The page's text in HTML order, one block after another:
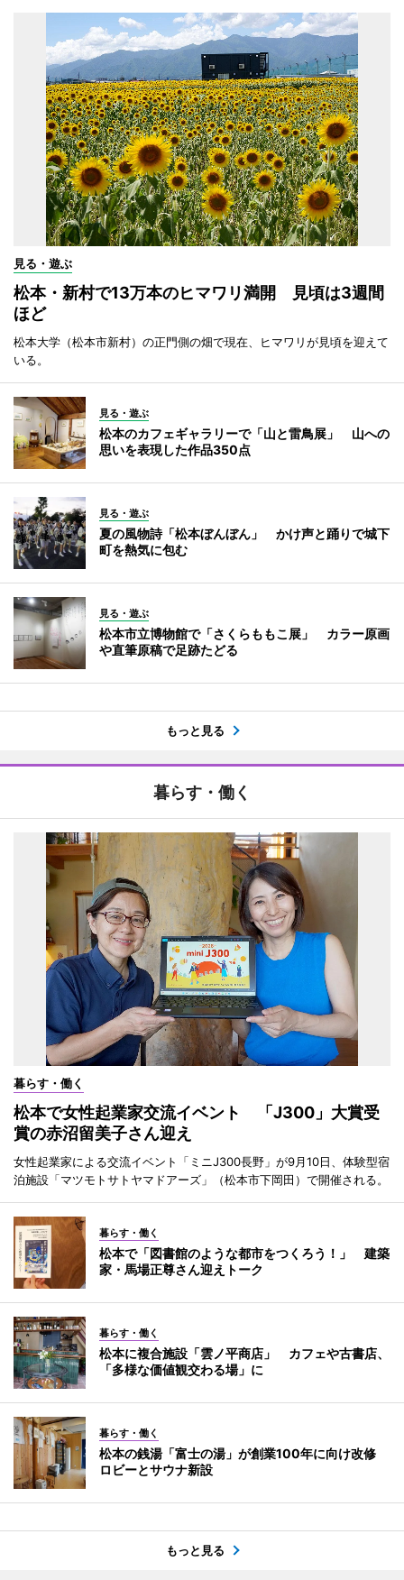
見る・遊ぶ
松本・新村で13万本のヒマワリ満開 見頃は3週間
ほど
松本大学（松本市新村）の正門側の畑で現在、ヒマワリが見頃を迎えて
いる。
見る・遊ぶ
松本のカフェギャラリーで「山と雷鳥展」 山への
思いを表現した作品350点
見る・遊ぶ
夏の風物詩「松本ぼんぼん」 かけ声と踊りで城下
町を熱気に包む
見る・遊ぶ
松本市立博物館で「さくらももこ展」 カラー原画
や直筆原稿で足跡たどる
もっと見る
暮らす・働く
暮らす・働く
松本で女性起業家交流イベント 「J300」大賞受
賞の赤沼留美子さん迎え
女性起業家による交流イベント「ミニJ300長野」が9月10日、体験型宿
泊施設「マツモトサトヤマドアーズ」（松本市下岡田）で開催される。
暮らす・働く
松本で「図書館のような都市をつくろう！」 建築
家・馬場正尊さん迎えトーク
暮らす・働く
松本に複合施設「雲ノ平商店」 カフェや古書店、
「多様な価値観交わる場」に
暮らす・働く
松本の銭湯「富士の湯」が創業100年に向け改修
ロビーとサウナ新設
もっと見る